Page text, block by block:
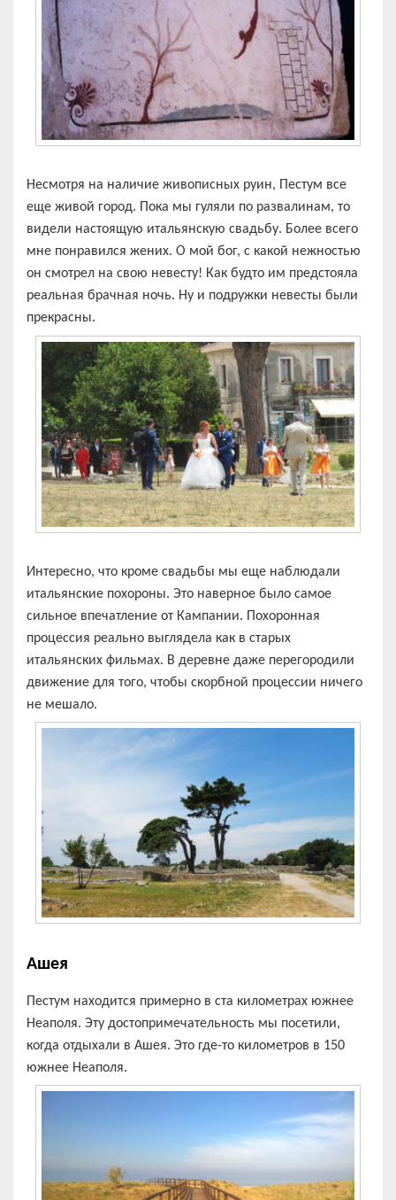
Несмотря на наличие живописных руин, Пестум все
еще живой город. Пока мы гуляли по развалинам, то
видели настоящую итальянскую свадьбу. Более всего
мне понравился жених. О мой бог, с какой нежностью
он смотрел на свою невесту! Как будто им предстояла
реальная брачная ночь. Ну и подружки невесты были
прекрасны.
Интересно, что кроме свадьбы мы еще наблюдали
итальянские похороны. Это наверное было самое
сильное впечатление от Кампании. Похоронная
процессия реально выглядела как в старых
итальянских фильмах. В деревне даже перегородили
движение для того, чтобы скорбной процессии ничего
не мешало.
Ашея
Пестум находится примерно в ста километрах южнее
Неаполя. Эту достопримечательность мы посетили,
когда отдыхали в Ашея. Это где-то километров в 150
южнее Неаполя.